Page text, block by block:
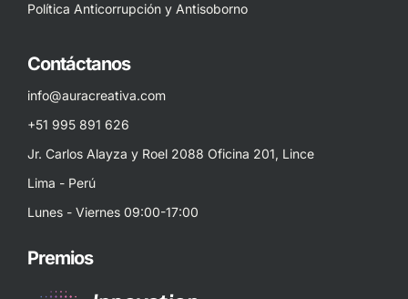
Política Anticorrupción y Antisoborno
Contáctanos
info@auracreativa.com
+51 995 891 626
Jr. Carlos Alayza y Roel 2088 Oficina 201, Lince
Lima - Perú
Lunes - Viernes 09:00-17:00
Premios